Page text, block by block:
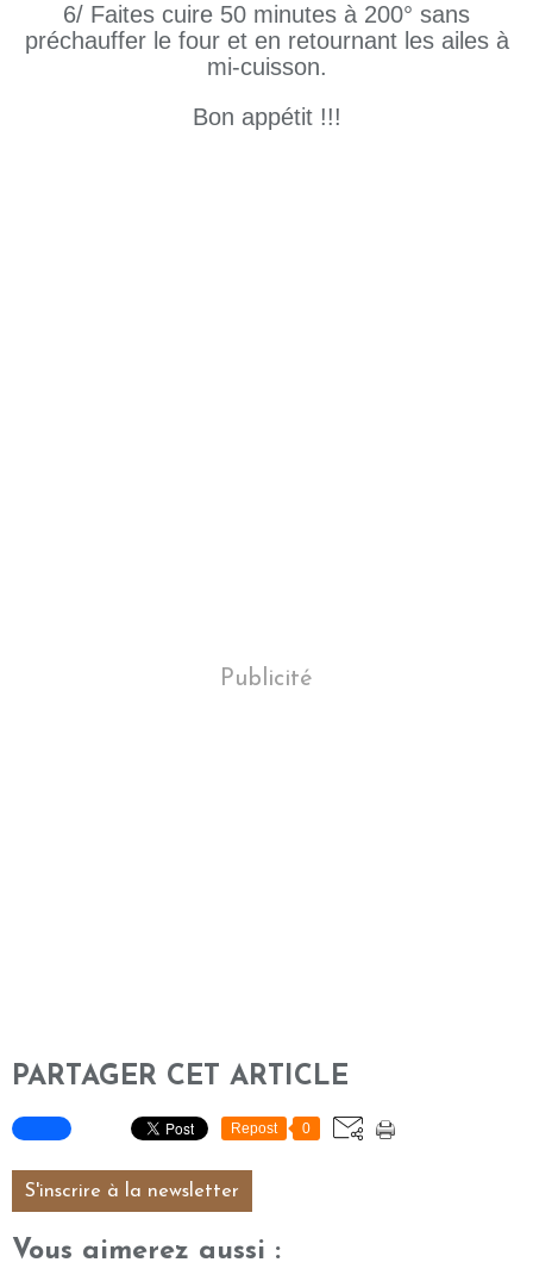
6/ Faites cuire 50 minutes à 200° sans
préchauffer le four et en retournant les ailes à
mi-cuisson.
Bon appétit !!!
Publicité
PARTAGER CET ARTICLE
Repost 0
S'inscrire à la newsletter
Vous aimerez aussi :